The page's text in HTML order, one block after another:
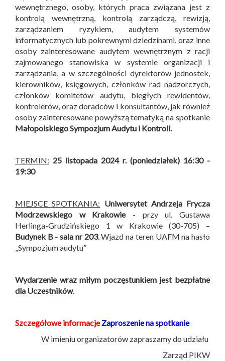
wewnętrznego, osoby, których praca związana jest z
kontrolą wewnętrzną, kontrolą zarządczą, rewizją,
zarządzaniem ryzykiem, audytem systemów
informatycznych lub pokrewnymi dziedzinami, oraz inne
osoby zainteresowane audytem wewnętrznym z racji
zajmowanego stanowiska w systemie organizacji i
zarządzania, a w szczególności dyrektorów jednostek,
kierowników, księgowych, członków rad nadzorczych,
członków komitetów audytu, biegłych rewidentów,
kontrolerów, oraz doradców i konsultantów, jak również
osoby zainteresowane powyższą tematyką na spotkanie
Małopolskiego Sympozjum Audytu i Kontroli.
TERMIN: 25 listopada 2024 r. (poniedziałek) 16:30 -
19:30
MIEJSCE SPOTKANIA: Uniwersytet Andrzeja Frycza
Modrzewskiego w Krakowie- przy ul. Gustawa
Herlinga-Grudzińskiego 1 w Krakowie (30-705) –
Budynek B - sala nr 203. Wjazd na teren UAFM na hasło
„Sympozjum audytu”
Wydarzenie wraz miłym poczęstunkiem jest bezpłatne
dla Uczestników.
Szczegółowe informacje Zaproszenie na spotkanie
W imieniu organizatorów zapraszamy do udziału
Zarząd PIKW